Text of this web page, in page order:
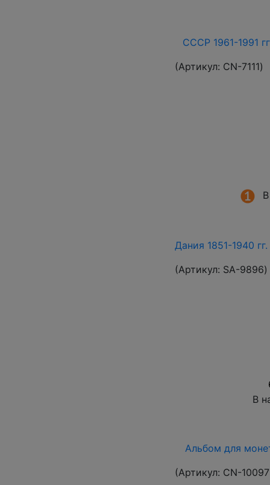
СССР 1961-1991
(Артикул: СN-7111)
Дания 1851-1940
(Артикул: SA-9896)
В
Альбом для
(Артикул: CN-